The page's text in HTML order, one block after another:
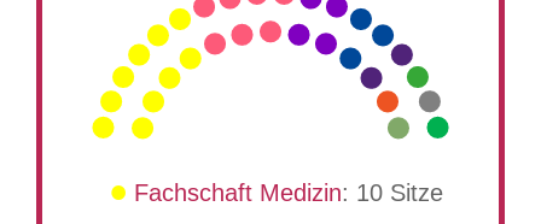
Fachschaft Medizin: 10 Sitze